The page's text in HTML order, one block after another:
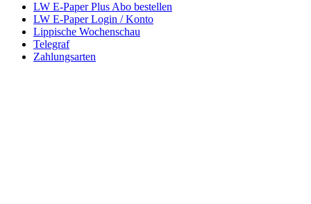
LW E-Paper Plus Abo bestellen
LW E-Paper Login / Konto
Lippische Wochenschau
Telegraf
Zahlungsarten